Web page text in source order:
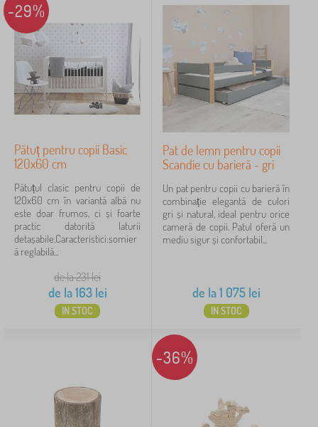
-29%
Pătuț pentru copii Basic
120x60 cm
Pătuțul clasic pentru copii de
120x60 cm în variantă albă nu
este doar frumos, ci și foarte
practic datorită laturii
detașabile.Caracteristici:somier
ă reglabilă...
de la 231lei
de la163lei
IN STOC
Pat de lemn pentru copii
Scandie cu barieră - gri
Un pat pentru copii cu barieră în
combinație elegantă de culori
gri și natural, ideal pentru orice
cameră de copii. Patul oferă un
mediu sigur și confortabil...
de la1 075lei
IN STOC
-36%